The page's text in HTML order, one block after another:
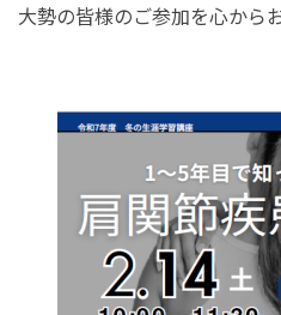
大勢の皆様のご参加を心から